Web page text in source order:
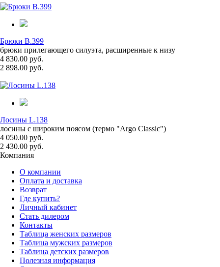
Брюки B.399
брюки прилегающего силуэта, расширенные к низу
4 830.00 руб.
2 898.00 руб.
Лосины L.138
лосины с широким поясом (термо "Argo Classic")
4 050.00 руб.
2 430.00 руб.
Компания
О компании
Оплата и доставка
Возврат
Где купить?
Личный кабинет
Стать дилером
Контакты
Таблица женских размеров
Таблица мужских размеров
Таблица детских размеров
Полезная информация